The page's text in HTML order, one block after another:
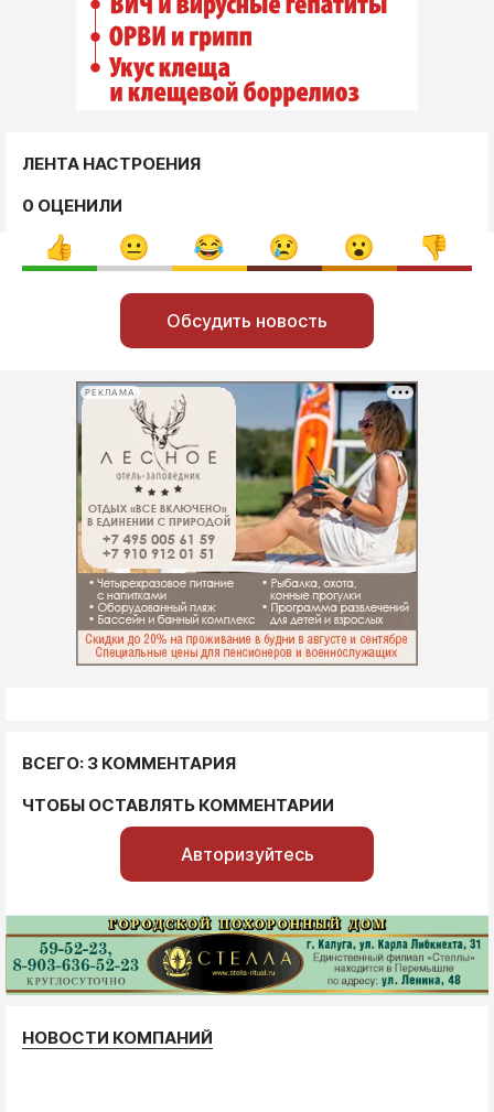
ЛЕНТА НАСТРОЕНИЯ
0 ОЦЕНИЛИ
Обсудить новость
РЕКЛАМА
ВСЕГО: 3 КОММЕНТАРИЯ
ЧТОБЫ ОСТАВЛЯТЬ КОММЕНТАРИИ
Авторизуйтесь
НОВОСТИ КОМПАНИЙ